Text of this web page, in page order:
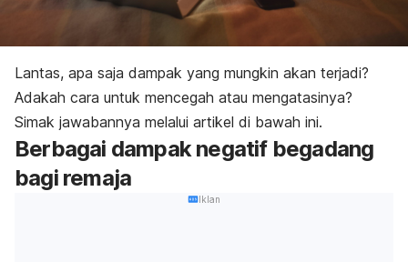
Lantas, apa saja dampak yang mungkin akan terjadi?
Adakah cara untuk mencegah atau mengatasinya?
Simak jawabannya melalui artikel di bawah ini.
Berbagai dampak negatif begadang
bagi remaja
Iklan